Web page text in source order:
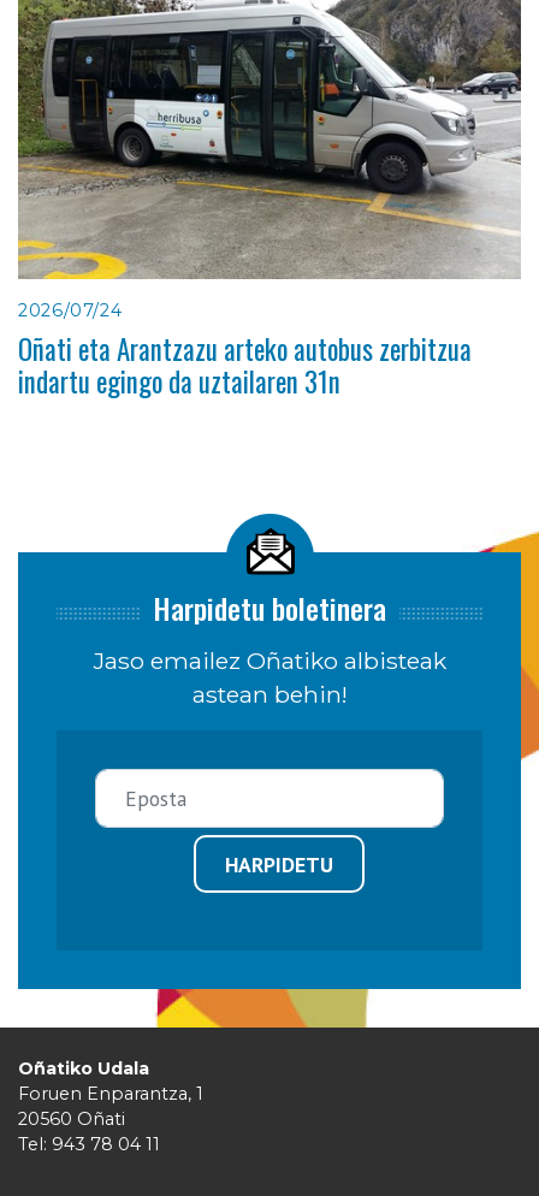
2026/07/24
Oñati eta Arantzazu arteko autobus zerbitzua
indartu egingo da uztailaren 31n
Harpidetu boletinera
Jaso emailez Oñatiko albisteak
astean behin!
HARPIDETU
Oñatiko Udala
Foruen Enparantza, 1
20560 Oñati
Tel: 943 78 04 11